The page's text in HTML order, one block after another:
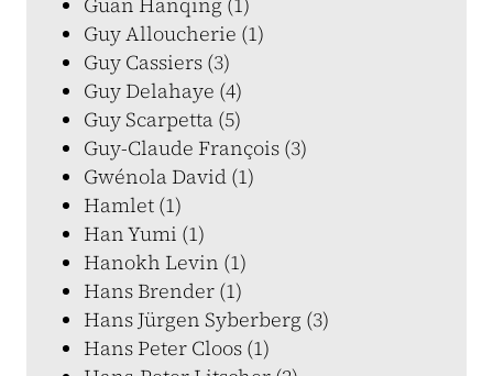
Guy Alloucherie (1)
Guy Cassiers (3)
Guy Delahaye (4)
Guy Scarpetta (5)
Guy-Claude François (3)
Gwénola David (1)
Hamlet (1)
Han Yumi (1)
Hanokh Levin (1)
Hans Brender (1)
Hans Jürgen Syberberg (3)
Hans Peter Cloos (1)